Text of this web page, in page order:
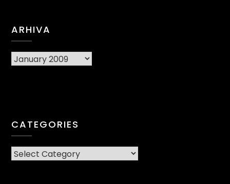
ARHIVA
Arhiva
CATEGORIES
CATEGORIES